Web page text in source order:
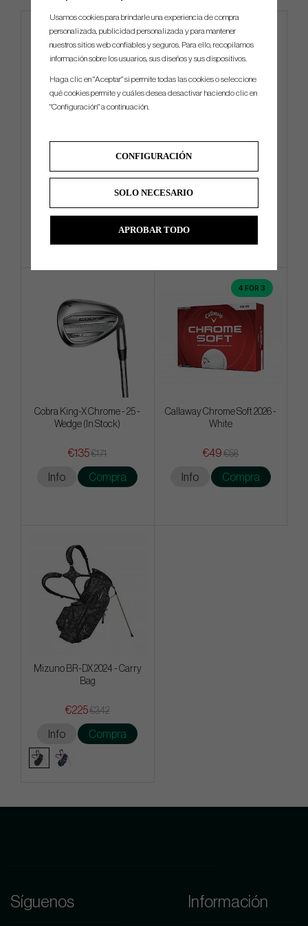
TOULON 2025 Alcatraz H1
Cobra King-X Chrome - 25 -
Wedge (In Stock)
€135€171
Info Compra
4 FOR 3
Callaway Chrome Soft 2026 -
White
€49 €58
Info Compra
Mizuno BR-DX 2024 - Carry
Bag
€225€342
Info Compra
Síguenos Información
Usamos cookies para brindarle una experiencia de compra
personalizada, publicidad personalizada y para mantener
nuestros sitios web confiables y seguros. Para ello, recopilamos
información sobre los usuarios, sus diseños y sus dispositivos.
Haga clic en "Aceptar" si permite todas las cookies o seleccione
qué cookies permite y cuáles desea desactivar haciendo clic en
"Configuración" a continuación.
CONFIGURACIÓN
SOLO NECESARIO
APROBAR TODO